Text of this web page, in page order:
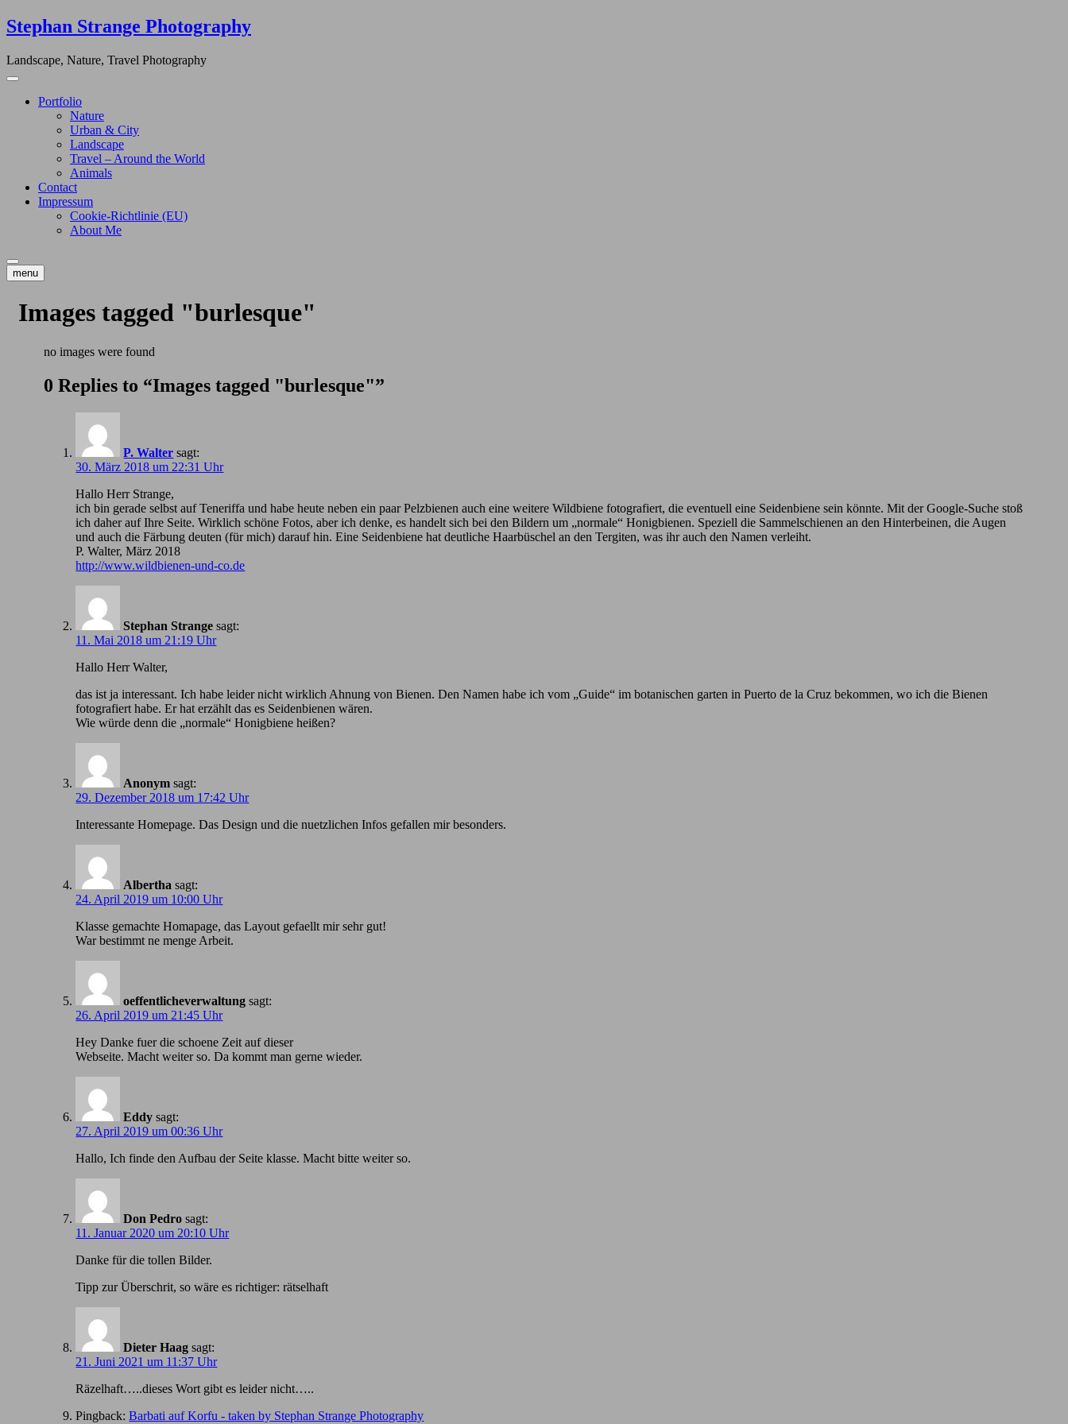
Skip
to
Stephan Strange Photography
Landscape, Nature, Travel Photography
Portfolio
Nature
Urban & City
Landscape
Travel – Around the World
Animals
Contact
Impressum
Cookie-Richtlinie (EU)
About Me
menu
Images tagged "burlesque"
no images were found
0 Replies to “Images tagged "burlesque"”
P. Walter sagt:
30. März 2018 um 22:31 Uhr
Hallo Herr Strange,
ich bin gerade selbst auf Teneriffa und habe heute neben ein paar Pelzbienen auch eine weitere Wildbiene fotografiert, die eventuell eine Seidenbiene sein könnte. Mit der Google-Suche stoß
ich daher auf Ihre Seite. Wirklich schöne Fotos, aber ich denke, es handelt sich bei den Bildern um „normale“ Honigbienen. Speziell die Sammelschienen an den Hinterbeinen, die Augen
und auch die Färbung deuten (für mich) darauf hin. Eine Seidenbiene hat deutliche Haarbüschel an den Tergiten, was ihr auch den Namen verleiht.
P. Walter, März 2018
http://www.wildbienen-und-co.de
Stephan Strange sagt:
11. Mai 2018 um 21:19 Uhr
Hallo Herr Walter,
das ist ja interessant. Ich habe leider nicht wirklich Ahnung von Bienen. Den Namen habe ich vom „Guide“ im botanischen garten in Puerto de la Cruz bekommen, wo ich die Bienen
fotografiert habe. Er hat erzählt das es Seidenbienen wären.
Wie würde denn die „normale“ Honigbiene heißen?
Anonym sagt:
29. Dezember 2018 um 17:42 Uhr
Іnteressante Homepage. Das Design und die nuetzlichen Infos gefallen mir besonders.
Albertha sagt:
24. April 2019 um 10:00 Uhr
Klasse gemachte Homapage, das Layout gefaellt mir sehr gut!
War bestimmt ne menge Arbeit.
oeffentlicheverwaltung sagt:
26. April 2019 um 21:45 Uhr
Hey Danke fuer die schoene Zeit auf dieser
Webseite. Macht weiter so. Da kommt man gerne wieder.
Eddy sagt:
27. April 2019 um 00:36 Uhr
Hallo, Ich finde den Aufbau der Seite klasse. Macht bitte weiter so.
Don Pedro sagt:
11. Januar 2020 um 20:10 Uhr
Danke für die tollen Bilder.
Tipp zur Überschrit, so wäre es richtiger: rätselhaft
Dieter Haag sagt:
21. Juni 2021 um 11:37 Uhr
Räzelhaft…..dieses Wort gibt es leider nicht…..
Pingback:Barbati auf Korfu - taken by Stephan Strange Photography